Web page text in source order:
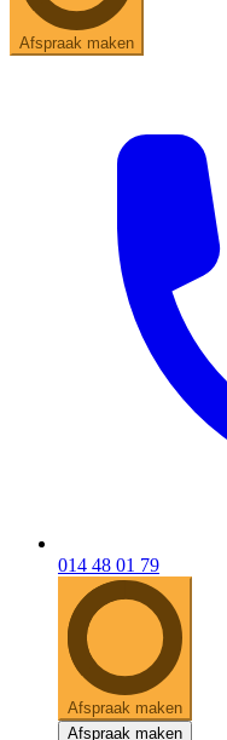
Afspraak maken
014 48 01 79
Afspraak maken
Afspraak maken